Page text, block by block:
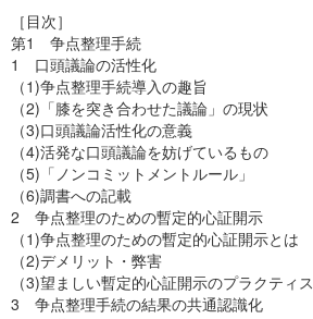
［目次］
第1 争点整理手続
1 口頭議論の活性化
（1)争点整理手続導入の趣旨
（2)「膝を突き合わせた議論」の現状
（3)口頭議論活性化の意義
（4)活発な口頭議論を妨げているもの
（5)「ノンコミットメントルール」
（6)調書への記載
2 争点整理のための暫定的心証開示
（1)争点整理のための暫定的心証開示とは
（2)デメリット・弊害
（3)望ましい暫定的心証開示のプラクティス
3 争点整理手続の結果の共通認識化